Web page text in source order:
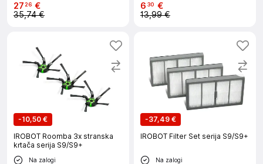
27 26 €
35,74 €
6 30 €
13,99 €
-10,50 €
IROBOT Roomba 3x stranska
krtača serija S9/S9+
Na zalogi
-37,49 €
IROBOT Filter Set serija S9/S9+
Na zalogi